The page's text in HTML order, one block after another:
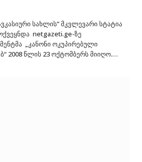
სახლის” მკვლევარი სტატია
netgazeti.ge-ზე
„კანონი ოკუპირებული
2008 წლის 23 ოქტომბერს მიიღო.…